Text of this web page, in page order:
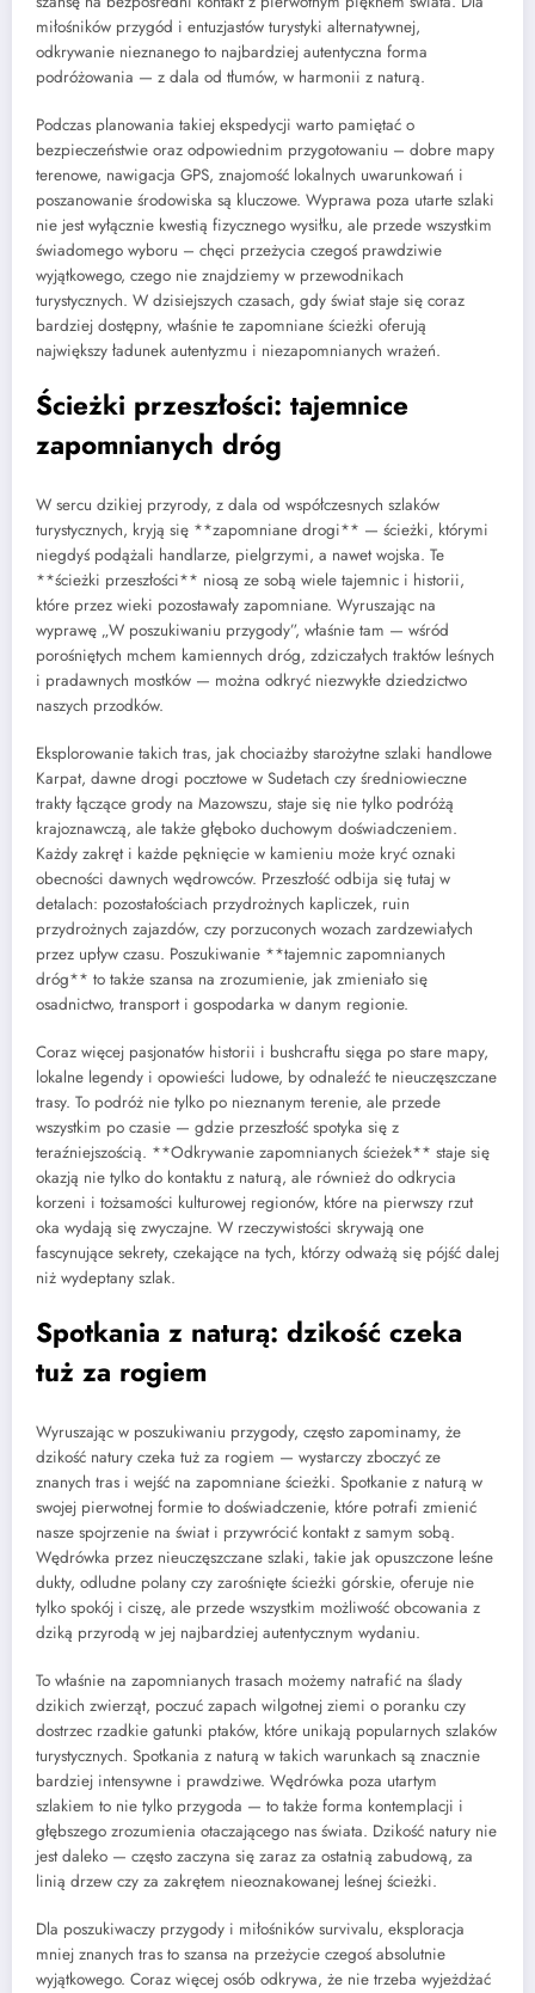
miłośników przygód i entuzjastów turystyki alternatywnej,
odkrywanie nieznanego to najbardziej autentyczna forma
podróżowania — z dala od tłumów, w harmonii z naturą.
Podczas planowania takiej ekspedycji warto pamiętać o
bezpieczeństwie oraz odpowiednim przygotowaniu – dobre mapy
terenowe, nawigacja GPS, znajomość lokalnych uwarunkowań i
poszanowanie środowiska są kluczowe. Wyprawa poza utarte szlaki
nie jest wyłącznie kwestią fizycznego wysiłku, ale przede wszystkim
świadomego wyboru – chęci przeżycia czegoś prawdziwie
wyjątkowego, czego nie znajdziemy w przewodnikach
turystycznych. W dzisiejszych czasach, gdy świat staje się coraz
bardziej dostępny, właśnie te zapomniane ścieżki oferują
największy ładunek autentyzmu i niezapomnianych wrażeń.
Ścieżki przeszłości: tajemnice
zapomnianych dróg
W sercu dzikiej przyrody, z dala od współczesnych szlaków
turystycznych, kryją się **zapomniane drogi** — ścieżki, którymi
niegdyś podążali handlarze, pielgrzymi, a nawet wojska. Te
**ścieżki przeszłości** niosą ze sobą wiele tajemnic i historii,
które przez wieki pozostawały zapomniane. Wyruszając na
wyprawę „W poszukiwaniu przygody”, właśnie tam — wśród
porośniętych mchem kamiennych dróg, zdziczałych traktów leśnych
i pradawnych mostków — można odkryć niezwykłe dziedzictwo
naszych przodków.
Eksplorowanie takich tras, jak chociażby starożytne szlaki handlowe
Karpat, dawne drogi pocztowe w Sudetach czy średniowieczne
trakty łączące grody na Mazowszu, staje się nie tylko podróżą
krajoznawczą, ale także głęboko duchowym doświadczeniem.
Każdy zakręt i każde pęknięcie w kamieniu może kryć oznaki
obecności dawnych wędrowców. Przeszłość odbija się tutaj w
detalach: pozostałościach przydrożnych kapliczek, ruin
przydrożnych zajazdów, czy porzuconych wozach zardzewiałych
przez upływ czasu. Poszukiwanie **tajemnic zapomnianych
dróg** to także szansa na zrozumienie, jak zmieniało się
osadnictwo, transport i gospodarka w danym regionie.
Coraz więcej pasjonatów historii i bushcraftu sięga po stare mapy,
lokalne legendy i opowieści ludowe, by odnaleźć te nieuczęszczane
trasy. To podróż nie tylko po nieznanym terenie, ale przede
wszystkim po czasie — gdzie przeszłość spotyka się z
teraźniejszością. **Odkrywanie zapomnianych ścieżek** staje się
okazją nie tylko do kontaktu z naturą, ale również do odkrycia
korzeni i tożsamości kulturowej regionów, które na pierwszy rzut
oka wydają się zwyczajne. W rzeczywistości skrywają one
fascynujące sekrety, czekające na tych, którzy odważą się pójść dalej
niż wydeptany szlak.
Spotkania z naturą: dzikość czeka
tuż za rogiem
Wyruszając w poszukiwaniu przygody, często zapominamy, że
dzikość natury czeka tuż za rogiem — wystarczy zboczyć ze
znanych tras i wejść na zapomniane ścieżki. Spotkanie z naturą w
swojej pierwotnej formie to doświadczenie, które potrafi zmienić
nasze spojrzenie na świat i przywrócić kontakt z samym sobą.
Wędrówka przez nieuczęszczane szlaki, takie jak opuszczone leśne
dukty, odludne polany czy zarośnięte ścieżki górskie, oferuje nie
tylko spokój i ciszę, ale przede wszystkim możliwość obcowania z
dziką przyrodą w jej najbardziej autentycznym wydaniu.
To właśnie na zapomnianych trasach możemy natrafić na ślady
dzikich zwierząt, poczuć zapach wilgotnej ziemi o poranku czy
dostrzec rzadkie gatunki ptaków, które unikają popularnych szlaków
turystycznych. Spotkania z naturą w takich warunkach są znacznie
bardziej intensywne i prawdziwe. Wędrówka poza utartym
szlakiem to nie tylko przygoda — to także forma kontemplacji i
głębszego zrozumienia otaczającego nas świata. Dzikość natury nie
jest daleko — często zaczyna się zaraz za ostatnią zabudową, za
linią drzew czy za zakrętem nieoznakowanej leśnej ścieżki.
Dla poszukiwaczy przygody i miłośników survivalu, eksploracja
mniej znanych tras to szansa na przeżycie czegoś absolutnie
wyjątkowego. Coraz więcej osób odkrywa, że nie trzeba wyjeżdżać